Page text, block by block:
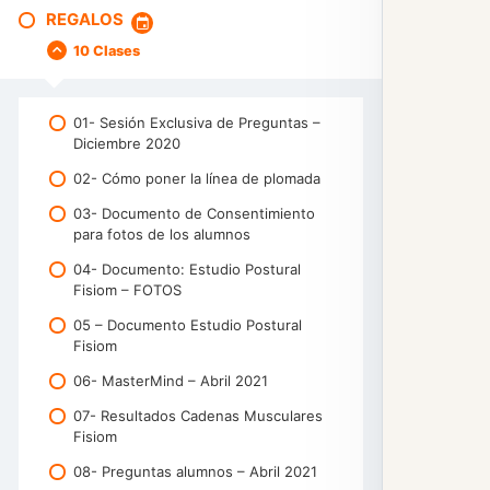
Energía, Inteligencia y FOCO
Cuestionario – Cadena de Antepulsión
8ª PRÁCTICA
Cuestionario – Cadena Respiratoria
05- Desalineaciones biomecánicas 4
06- MÉTODO PASO A PASO
REGALOS
10 Clases
01- Sesión Exclusiva de Preguntas –
Diciembre 2020
02- Cómo poner la línea de plomada
03- Documento de Consentimiento
para fotos de los alumnos
04- Documento: Estudio Postural
Fisiom – FOTOS
05 – Documento Estudio Postural
Fisiom
06- MasterMind – Abril 2021
07- Resultados Cadenas Musculares
Fisiom
08- Preguntas alumnos – Abril 2021